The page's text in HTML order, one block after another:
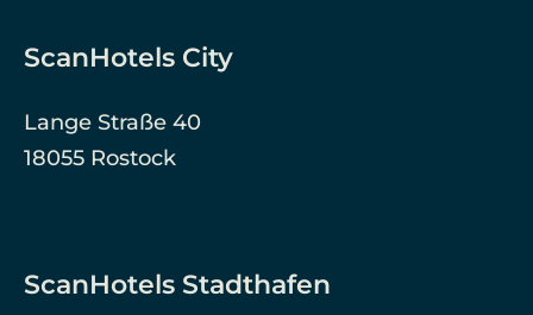
ScanHotels City
Lange Straße 40
18055 Rostock
ScanHotels Stadthafen